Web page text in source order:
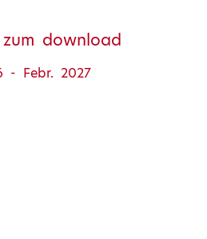
download
- Febr. 2027